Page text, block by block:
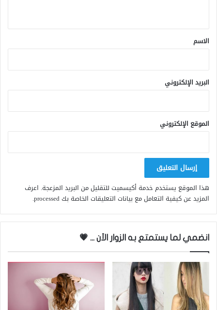
*
الاسم
البريد الإلكتروني
الموقع الإلكتروني
هذا الموقع يستخدم خدمة أكيسميت للتقليل من البريد المزعجة. اعرف
المزيد عن كيفية التعامل مع بيانات التعليقات الخاصة بك processed
.
انضمي لما يستمتع به الزوار الاَن ... 💗